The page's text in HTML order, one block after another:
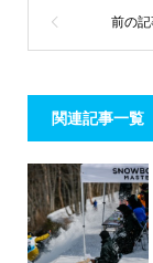
関連記事一覧